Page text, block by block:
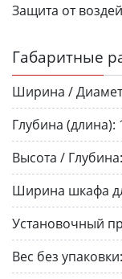
Защита от
Габаритные
Ширина /
Глубина (длина):
Высота / Глубина:
Ширина шкафа
Установочный
Вес без упаковки: